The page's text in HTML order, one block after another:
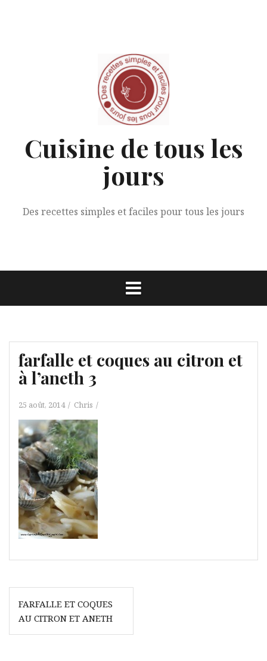
Cuisine de tous les
jours
Des recettes simples et faciles pour tous les jours
farfalle et coques au citron et
à l’aneth 3
25 août, 2014 Chris
Navigation
de
l’article
FARFALLE ET COQUES
AU CITRON ET ANETH